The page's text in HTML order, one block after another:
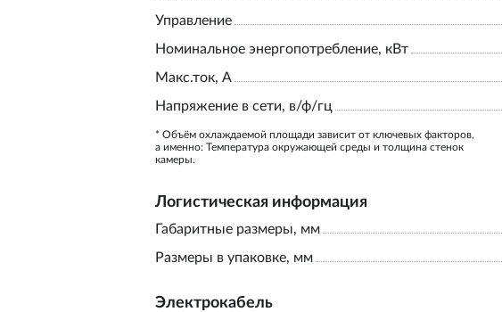
Управление
Номинальное энергопотребление, кВт
Макс.ток, А
Напряжение в сети, в/ф/гц
* Объём охлаждаемой площади зависит от ключевых факторов,
а именно: Температура окружающей среды и толщина стенок
камеры.
Логистическая информация
Габаритные размеры, мм
Размеры в упаковке, мм
Электрокабель